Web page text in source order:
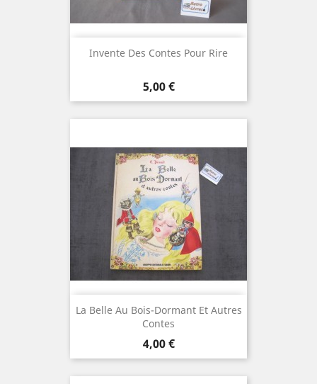
Invente Des Contes Pour Rire
Prix
5,00 €
La Belle Au Bois-Dormant Et Autres
Contes
Prix
4,00 €